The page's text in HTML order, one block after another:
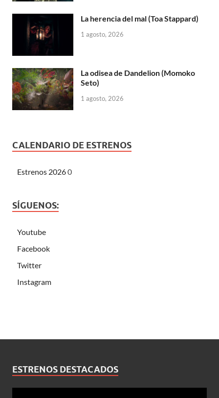
La herencia del mal (Toa Stappard)
1 agosto, 2026
La odisea de Dandelion (Momoko
Seto)
1 agosto, 2026
CALENDARIO DE ESTRENOS
Estrenos 20260
SÍGUENOS:
Youtube
Facebook
Twitter
Instagram
ESTRENOS DESTACADOS